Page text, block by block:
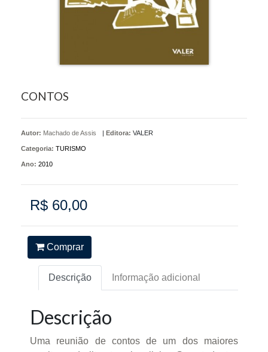
CONTOS
Autor: Machado de Assis | Editora: VALER
Categoria: TURISMO
Ano: 2010
R$ 60,00
Comprar
Descrição Informação adicional
Descrição
Uma reunião de contos de um dos maiores